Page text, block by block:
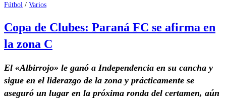
Fútbol / Varios
Copa de Clubes: Paraná FC se afirma en
la zona C
El «Albirrojo» le ganó a Independencia en su cancha y
sigue en el liderazgo de la zona y prácticamente se
aseguró un lugar en la próxima ronda del certamen, aún